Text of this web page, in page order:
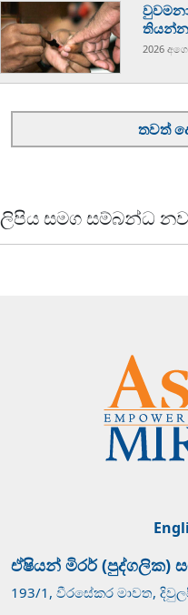
තියන්න
2026
තවත්
ලිපිය සමග සම්බන්ධ
ඒෂියන් මිරර් (පුද්ගලික)
193/1, වීරසේකර මාවත,